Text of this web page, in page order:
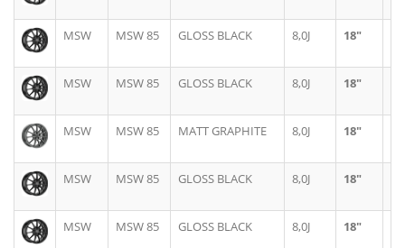
MSW MSW 85 GLOSS BLACK 8,0J 18"
MSW MSW 85 GLOSS BLACK 8,0J 18"
MSW MSW 85 MATT GRAPHITE 8,0J 18"
MSW MSW 85 GLOSS BLACK 8,0J 18"
MSW MSW 85 GLOSS BLACK 8,0J 18"